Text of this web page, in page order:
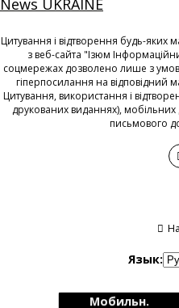
Цитування і відтворення будь-яких
з веб-сайта "Ізюм
соцмережах дозволено лише з
гіперпосилання на відповідний
Цитування, використання і
друкованих виданнях), мобільних
письмового
Язык:
Мобильн.